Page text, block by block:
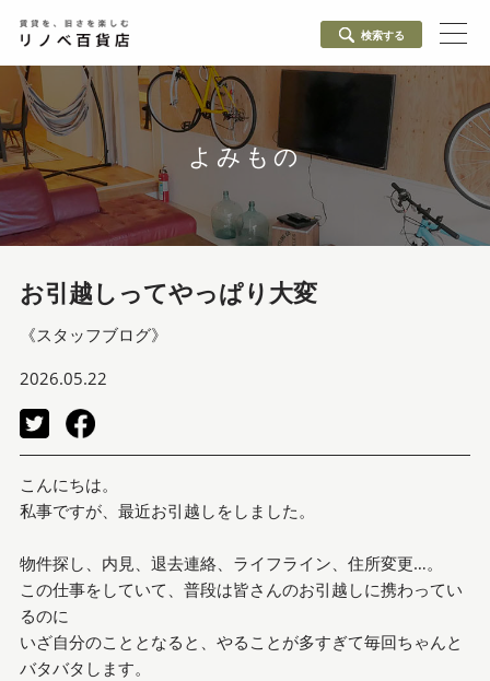
検索する
よみもの
お引越しってやっぱり大変
《スタッフブログ》
2026.05.22
こんにちは。
私事ですが、最近お引越しをしました。
物件探し、内見、退去連絡、ライフライン、住所変更…。
この仕事をしていて、普段は皆さんのお引越しに携わってい
るのに
いざ自分のこととなると、やることが多すぎて毎回ちゃんと
バタバタします。